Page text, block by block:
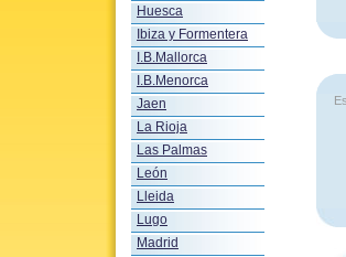
Huesca
Ibiza y Formentera
I.B.Mallorca
I.B.Menorca
Jaen
La Rioja
Las Palmas
León
Lleida
Lugo
Madrid